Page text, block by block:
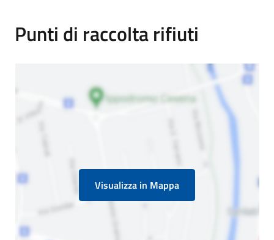
Punti di raccolta rifiuti
Visualizza in Mappa